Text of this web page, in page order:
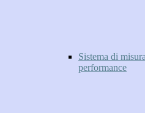
Sistema di
performance